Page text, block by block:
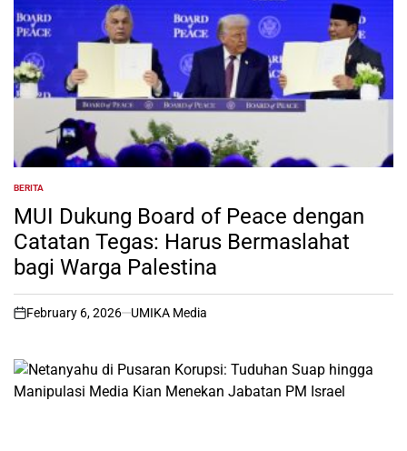
POSTED
IN
BERITA
MUI Dukung Board of Peace dengan
Catatan Tegas: Harus Bermaslahat
bagi Warga Palestina
on
February 6, 2026 UMIKA Media